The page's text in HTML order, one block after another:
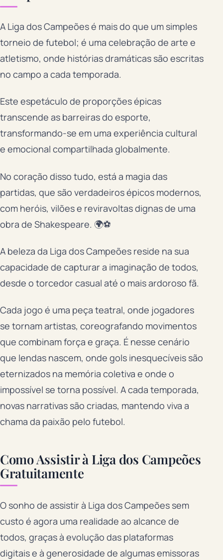
A Liga dos Campeões é mais do que um simples
torneio de futebol; é uma celebração de arte e
atletismo, onde histórias dramáticas são escritas
no campo a cada temporada.
Este espetáculo de proporções épicas
transcende as barreiras do esporte,
transformando-se em uma experiência cultural
e emocional compartilhada globalmente.
No coração disso tudo, está a magia das
partidas, que são verdadeiros épicos modernos,
com heróis, vilões e reviravoltas dignas de uma
obra de Shakespeare. 🌍⚽️
A beleza da Liga dos Campeões reside na sua
capacidade de capturar a imaginação de todos,
desde o torcedor casual até o mais ardoroso fã.
Cada jogo é uma peça teatral, onde jogadores
se tornam artistas, coreografando movimentos
que combinam força e graça. É nesse cenário
que lendas nascem, onde gols inesquecíveis são
eternizados na memória coletiva e onde o
impossível se torna possível. A cada temporada,
novas narrativas são criadas, mantendo viva a
chama da paixão pelo futebol.
Como Assistir à Liga dos Campeões
Gratuitamente
O sonho de assistir à Liga dos Campeões sem
custo é agora uma realidade ao alcance de
todos, graças à evolução das plataformas
digitais e à generosidade de algumas emissoras